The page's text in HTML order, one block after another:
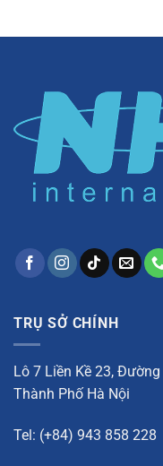
TRỤ SỞ CHÍNH
Lô 7 Liền Kề 23,
Thành Phố Hà Nội
Tel: (+84) 943 858 228